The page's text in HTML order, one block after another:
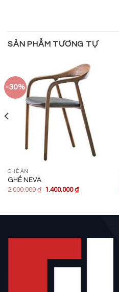
SẢN PHẨM TƯƠNG TỰ
-30%
GHẾ ĂN
GHẾ NEVA
2.000.000₫ 1.400.000₫